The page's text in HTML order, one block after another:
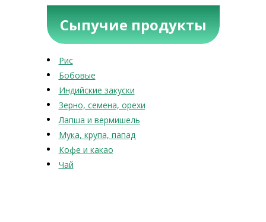
Сыпучие продукты
Рис
Бобовые
Индийские закуски
Зерно, семена, орехи
Лапша и вермишель
Мука, крупа, папад
Кофе и какао
Чай